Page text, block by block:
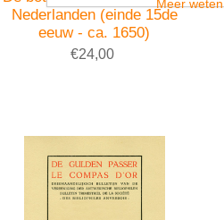
Nederlanden (einde 15de
eeuw - ca. 1650)
€24,00
Meer weten